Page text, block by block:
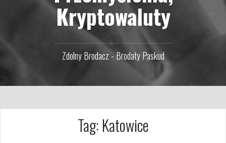
Kryptowaluty
Zdolny Brodacz - Brodaty Paskud
Tag: Katowice